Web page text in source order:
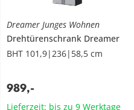
Dreamer Junges Wohnen
Drehtürenschrank Dreamer
BHT 101,9|236|58,5 cm
989,-
Lieferzeit: bis zu 9 Werktage